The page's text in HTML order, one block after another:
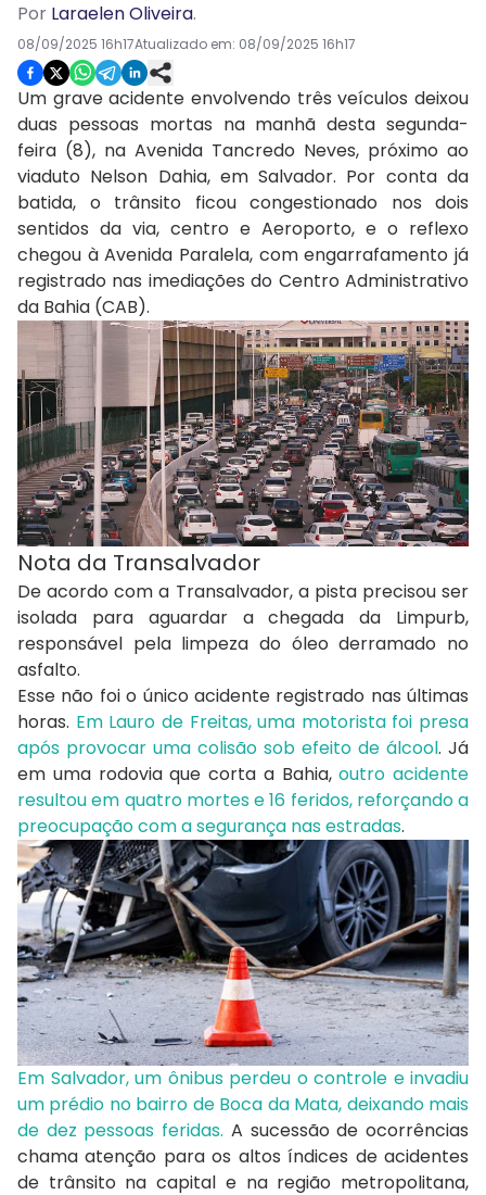
Por Laraelen Oliveira.
08/09/2025 16h17Atualizado em: 08/09/2025 16h17
Um grave acidente envolvendo três veículos deixou
duas pessoas mortas na manhã desta segunda-
feira (8), na Avenida Tancredo Neves, próximo ao
viaduto Nelson Dahia, em Salvador. Por conta da
batida, o trânsito ficou congestionado nos dois
sentidos da via, centro e Aeroporto, e o reflexo
chegou à Avenida Paralela, com engarrafamento já
registrado nas imediações do Centro Administrativo
da Bahia (CAB).
Nota da Transalvador
De acordo com a Transalvador, a pista precisou ser
isolada para aguardar a chegada da Limpurb,
responsável pela limpeza do óleo derramado no
asfalto.
Esse não foi o único acidente registrado nas últimas
horas. Em Lauro de Freitas, uma motorista foi presa
após provocar uma colisão sob efeito de álcool. Já
em uma rodovia que corta a Bahia,outro acidente
resultou em quatro mortes e 16 feridos, reforçando a
preocupação com a segurança nas estradas.
Em Salvador, um ônibus perdeu o controle e invadiu
um prédio no bairro de Boca da Mata, deixando mais
de dez pessoas feridas. A sucessão de ocorrências
chama atenção para os altos índices de acidentes
de trânsito na capital e na região metropolitana,